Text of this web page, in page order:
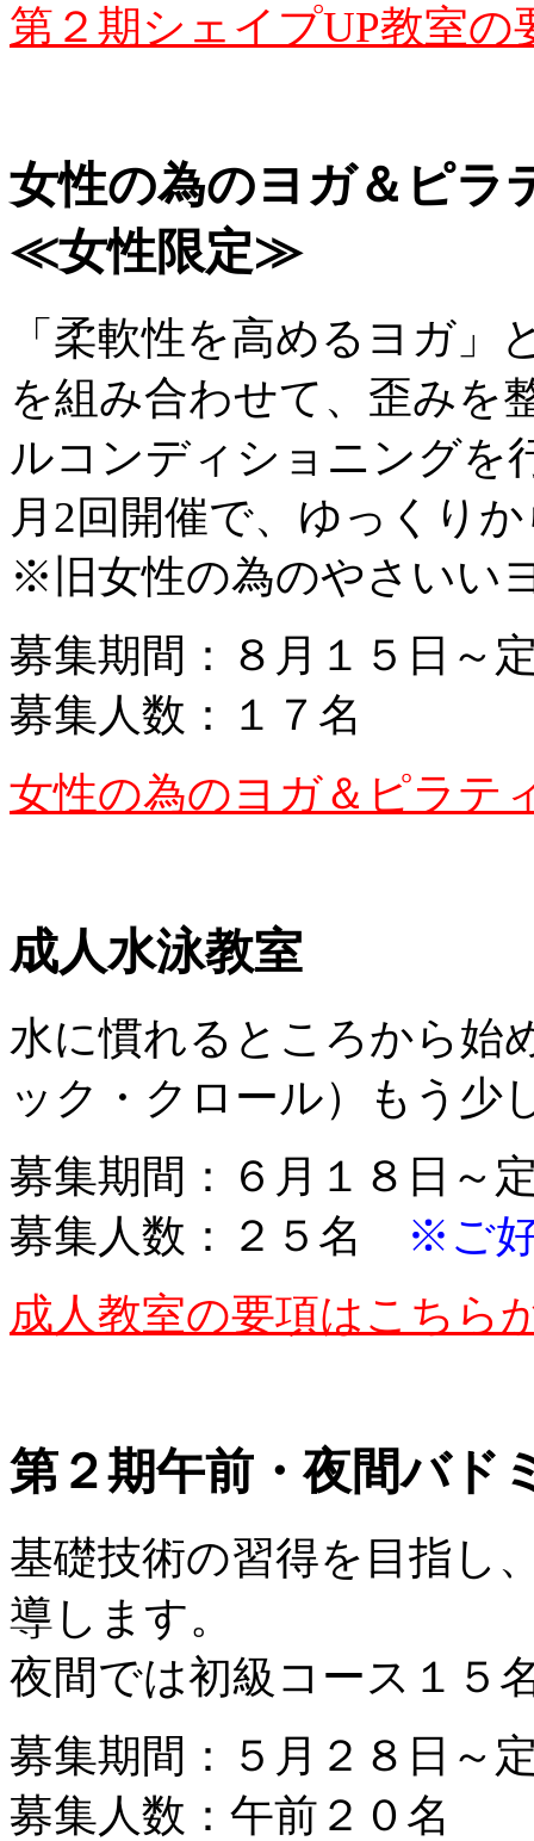
第２期シェイプUP教室
女性の為のヨガ＆ピ
≪女性限定≫
「柔軟性を高めるヨガ
を組み合わせて、歪みを
ルコンディショニングを
月2回開催で、ゆっくり
※旧女性の為のやさいい
募集期間：８月１５日～
募集人数：１７名
女性の為のヨガ＆ピラテ
成人水泳教室
水に慣れるところから始
ック・クロール）もう少
募集期間：６月１８日～
募集人数：２５名
※ご
成人教室の要項はこちら
第２期午前・夜間バド
基礎技術の習得を目指し
導します。
夜間では初級コース１５
募集期間：５月２８日～
募集人数：午前２０名